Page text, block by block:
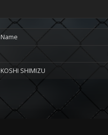
Name
KOSHI SHIMIZU